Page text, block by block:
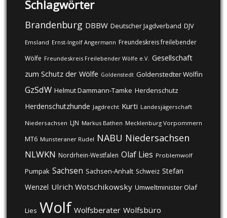
Schlagwörter
Brandenburg DBBW Deutscher Jagdverband DJV
Emsland Ernst-Ingolf Angermann Freundeskreis freilebender
Wölfe Freundeskreis Freilebender Wölfe e.V. Gesellschaft
zum Schutz der Wölfe Goldenstedt Goldenstedter Wölfin
GzSdW Helmut Dammann-Tamke Herdenschutz
Herdenschutzhunde Jagdrecht Kurti Landesjägerschaft
Niedersachsen LJN Markus Bathen Mecklenburg Vorpommern
MT6 Munsteraner Rudel NABU Niedersachsen
NLWKN Nordrhein-Westfalen Olaf Lies Problemwolf
Pumpak Sachsen Sachsen-Anhalt Schweiz Stefan
Wenzel Ulrich Wotschikowsky Umweltminister Olaf
Lies Wolf Wolfsberater Wolfsbüro